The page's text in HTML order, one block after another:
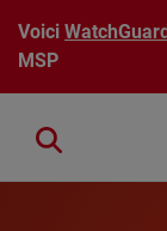
Aller au contenu
Voici
MSP
Close